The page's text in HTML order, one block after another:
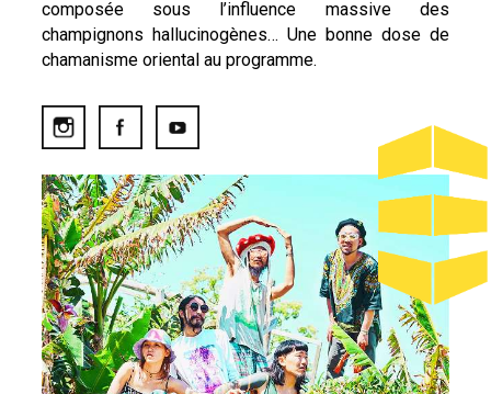
composée sous l’influence massive des
champignons hallucinogènes… Une bonne dose de
chamanisme oriental au programme.